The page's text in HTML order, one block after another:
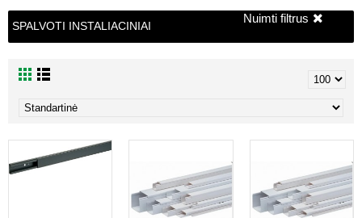
Nuimti filtrus
SPALVOTI INSTALIACINIAI